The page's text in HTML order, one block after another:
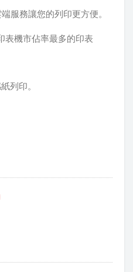
服務讓您的列印更方便。
表機市佔率最多的印表
列印。